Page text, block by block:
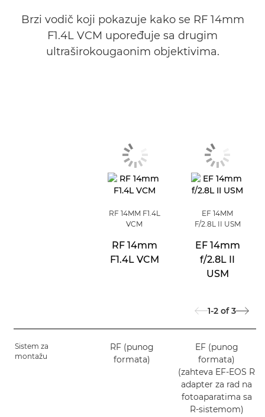
Brzi vodič koji pokazuje kako se RF 14mm
F1.4L VCM upoređuje sa drugim
ultraširokougaonim objektivima.
RF 14MM F1.4L
VCM
RF 14mm
F1.4L VCM
EF 14MM
F/2.8L II USM
EF 14mm
f/2.8L II
USM
1-2 of 3
Sistem za
montažu
RF (punog
formata)
EF (punog
formata)
(zahteva EF-EOS R
adapter za rad na
fotoaparatima sa
R-sistemom)